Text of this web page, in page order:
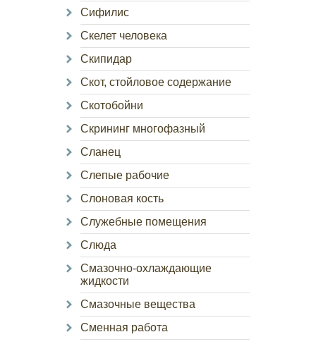
Сифилис
Скелет человека
Скипидар
Скот, стойловое содержание
Скотобойни
Скрининг многофазный
Сланец
Слепые рабочие
Слоновая кость
Служебные помещения
Слюда
Смазочно-охлаждающие
жидкости
Смазочные вещества
Сменная работа